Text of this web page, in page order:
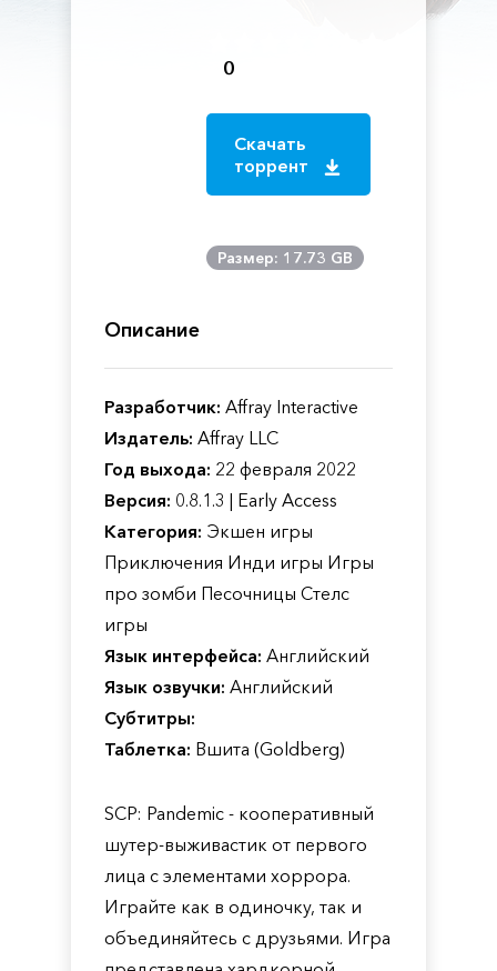
0
Скачать
торрент
Размер: 17.73 GB
Описание
Разработчик: Affray Interactive
Издатель: Affray LLC
Год выхода: 22 февраля 2022
Версия: 0.8.1.3 | Early Access
Категория: Экшен игры
Приключения Инди игры Игры
про зомби Песочницы Стелс
игры
Язык интерфейса: Английский
Язык озвучки: Английский
Субтитры:
Таблетка: Вшита (Goldberg)
SCP: Pandemic - кооперативный
шутер-выживастик от первого
лица с элементами хоррора.
Играйте как в одиночку, так и
объединяйтесь с друзьями. Игра